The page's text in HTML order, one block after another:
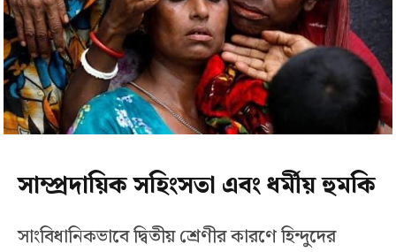
সাম্প্রদায়িক সহিংসতা এবং ধর্মীয় হুমকি
সাংবিধানিকভাবে দ্বিতীয় শ্রেণীর কারণে হিন্দুদের